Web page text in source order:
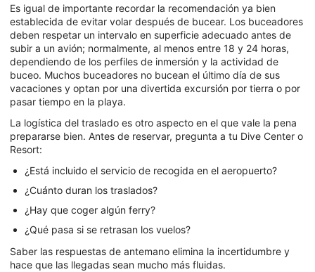
Es igual de importante recordar la recomendación ya bien
establecida de evitar volar después de bucear. Los buceadores
deben respetar un intervalo en superficie adecuado antes de
subir a un avión; normalmente, al menos entre 18 y 24 horas,
dependiendo de los perfiles de inmersión y la actividad de
buceo. Muchos buceadores no bucean el último día de sus
vacaciones y optan por una divertida excursión por tierra o por
pasar tiempo en la playa.
La logística del traslado es otro aspecto en el que vale la pena
prepararse bien. Antes de reservar, pregunta a tu Dive Center o
Resort:
¿Está incluido el servicio de recogida en el aeropuerto?
¿Cuánto duran los traslados?
¿Hay que coger algún ferry?
¿Qué pasa si se retrasan los vuelos?
Saber las respuestas de antemano elimina la incertidumbre y
hace que las llegadas sean mucho más fluidas.